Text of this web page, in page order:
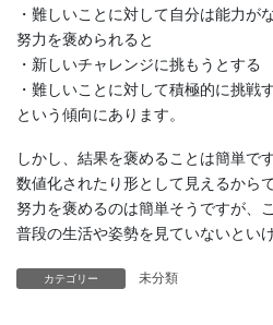
・難しいことに対して自分は能力が
努力を褒められると
・新しいチャレンジに挑もうとする
・難しいことに対して積極的に挑戦
という傾向にあります。
しかし、結果を褒めることは簡単です
数値化されたり形として見えるからで
努力を褒めるのは簡単そうですが、
普段の生活や姿勢を見ていないとい
カテゴリー 未分類